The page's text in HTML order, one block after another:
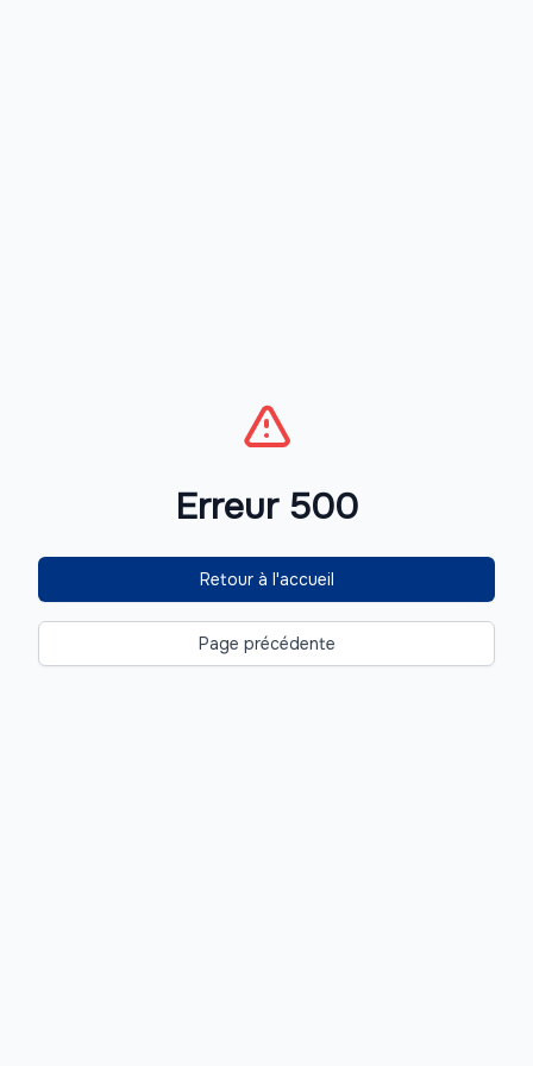
Erreur 500
Retour à l'accueil
Page précédente